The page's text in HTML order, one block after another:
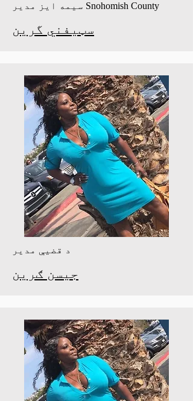
سیمه ایز مدیر Snohomish County
سټیفني گرین
د قضیې مدیر
جیسن ګرین